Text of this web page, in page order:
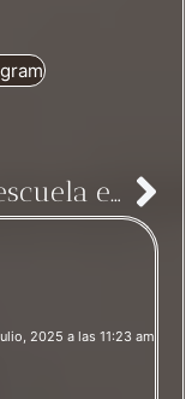
41 La escuela entre vidas
2025 a las 11:23 am